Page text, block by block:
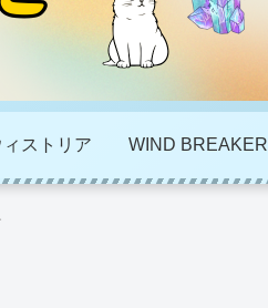
ストリア WIND BREAKER